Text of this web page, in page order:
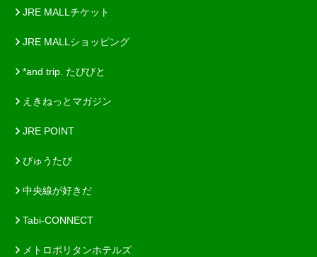
JRE MALLチケット
JRE MALLショッピング
*and trip. たびびと
えきねっとマガジン
JRE POINT
びゅうたび
中央線が好きだ
Tabi-CONNECT
メトロポリタンホテルズ